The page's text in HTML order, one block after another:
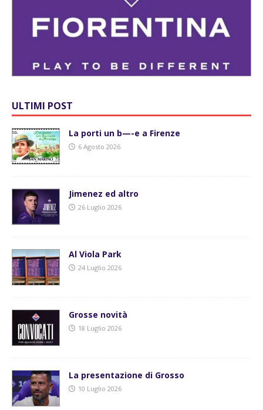
ULTIMI POST
La porti un b—-e a Firenze
6 Agosto 2026
Jimenez ed altro
26 Luglio 2026
Al Viola Park
24 Luglio 2026
Grosse novità
18 Luglio 2026
La presentazione di Grosso
10 Luglio 2026